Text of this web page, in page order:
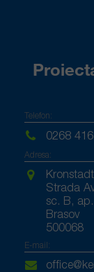
Telefon:
0268
Adresa:
Strada
sc. B,
Brasov
500068
E-mail: